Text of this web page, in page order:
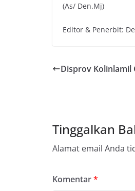
(As/ Den.Mj)
Editor & Penerbit:
Disprov Kolinlamil
Tinggalkan
Alamat email Anda
Komentar*